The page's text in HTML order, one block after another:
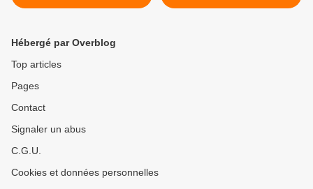
Hébergé par Overblog
Top articles
Pages
Contact
Signaler un abus
C.G.U.
Cookies et données personnelles